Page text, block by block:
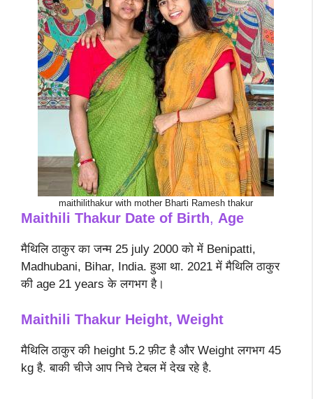
maithilithakur with mother Bharti Ramesh thakur
Maithili Thakur Date of Birth, Age
मैथिलि ठाकुर का जन्म 25 july 2000 को में Benipatti,
Madhubani, Bihar, India. हुआ था. 2021 में मैथिलि ठाकुर
की age 21 years के लगभग है।
Maithili Thakur Height, Weight
मैथिलि ठाकुर की height 5.2 फ़ीट है और Weight लगभग 45
kg है. बाकी चीजे आप निचे टेबल में देख रहे है.